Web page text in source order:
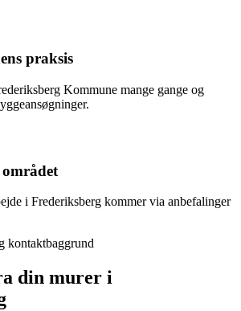
praksis
Kommune mange gange og
i Frederiksberg kommer via anbefalinger
din murer i